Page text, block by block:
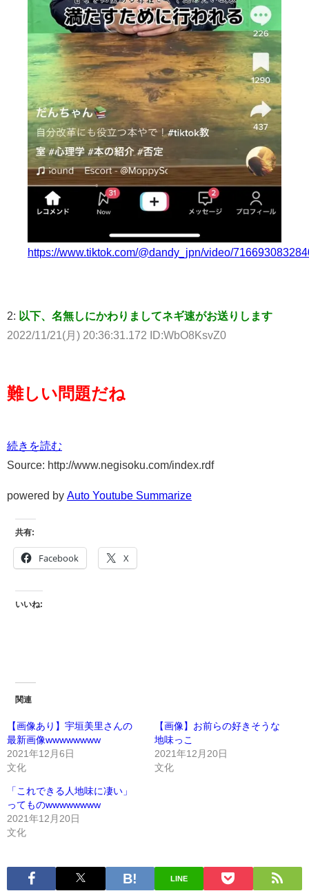
https://www.tiktok.com/@dandy_jpn/video/
2: 以下、名無しにかわりましてネギ速がお送りします
2022/11/21(月) 20:36:31.172 ID:WbO8KsvZ0
難しい問題だね
続きを読む
Source: http://www.negisoku.com/index.rdf
powered by Auto Youtube Summarize
共有:
Facebook X
いいね:
関連
【画像あり】宇垣美里さんの
最新画像wwwwwwww
2021年12月6日
文化
【画像】お前らの好きそうな
地味っこ
2021年12月20日
文化
「これできる人地味に凄い」
ってものwwwwwwww
2021年12月20日
文化
LINE